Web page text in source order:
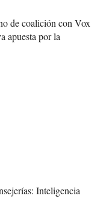
de coalición con Vox
apuesta por la
Inteligencia